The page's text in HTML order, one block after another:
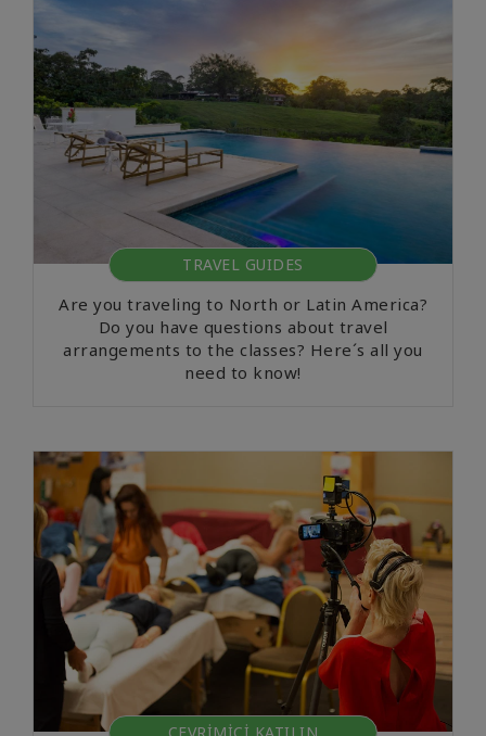
TRAVEL GUIDES
Are you traveling to North or Latin America?
Do you have questions about travel
arrangements to the classes? Here´s all you
need to know!